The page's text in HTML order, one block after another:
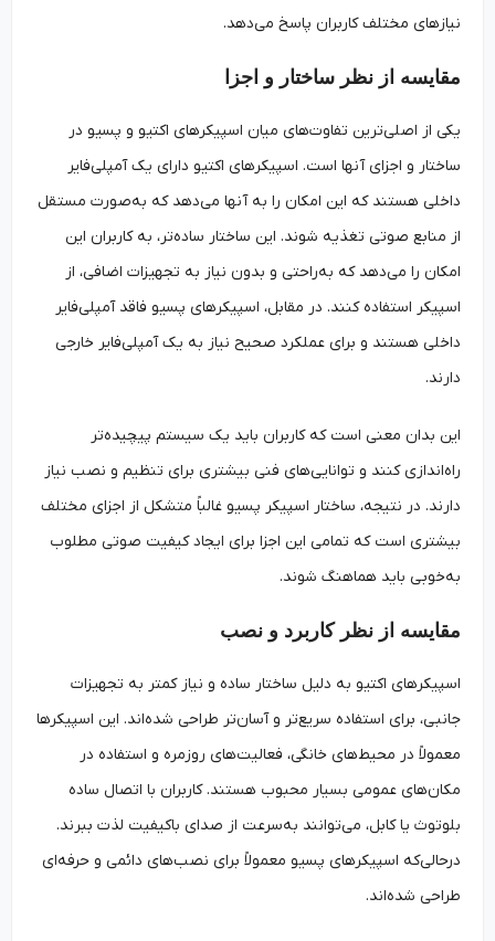
نیازهای مختلف کاربران پاسخ می‌دهد.
مقایسه از نظر ساختار و اجزا
یکی از اصلی‌ترین تفاوت‌های میان اسپیکرهای اکتیو و پسیو در
ساختار و اجزای آنها است. اسپیکرهای اکتیو دارای یک آمپلی‌فایر
داخلی هستند که این امکان را به آنها می‌دهد که به‌صورت مستقل
از منابع صوتی تغذیه شوند. این ساختار ساده‌تر، به کاربران این
امکان را می‌دهد که به‌راحتی و بدون نیاز به تجهیزات اضافی، از
اسپیکر استفاده کنند. در مقابل، اسپیکرهای پسیو فاقد آمپلی‌فایر
داخلی هستند و برای عملکرد صحیح نیاز به یک آمپلی‌فایر خارجی
دارند.
این بدان معنی است که کاربران باید یک سیستم پیچیده‌تر
راه‌اندازی کنند و توانایی‌های فنی بیشتری برای تنظیم و نصب نیاز
دارند. در نتیجه، ساختار اسپیکر پسیو غالباً متشکل از اجزای مختلف
بیشتری است که تمامی این اجزا برای ایجاد کیفیت صوتی مطلوب
به‌خوبی باید هماهنگ شوند.
مقایسه از نظر کاربرد و نصب
اسپیکرهای اکتیو به دلیل ساختار ساده و نیاز کمتر به تجهیزات
جانبی، برای استفاده سریع‌تر و آسان‌تر طراحی شده‌اند. این اسپیکرها
معمولاً در محیط‌های خانگی، فعالیت‌های روزمره و استفاده در
مکان‌های عمومی بسیار محبوب هستند. کاربران با اتصال ساده
بلوتوث یا کابل، می‌توانند به‌سرعت از صدای باکیفیت لذت ببرند.
درحالی‌که اسپیکرهای پسیو معمولاً برای نصب‌های دائمی و حرفه‌ای
طراحی شده‌اند.